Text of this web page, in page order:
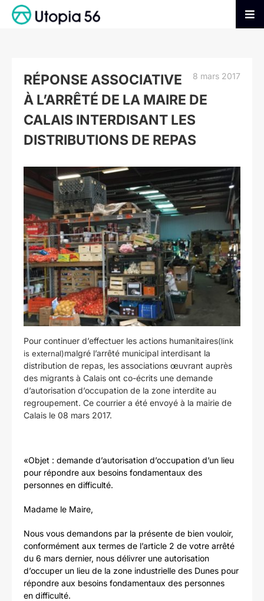
Passer
S’INFORMER
ADHÉRER
FAIRE UN DON
8 mars 2017
RÉPONSE ASSOCIATIVE
À L’ARRÊTÉ DE LA MAIRE DE
CALAIS INTERDISANT LES
DISTRIBUTIONS DE REPAS
l'image
agrandie
Pour continuer d’effectuer les actions humanitaires(link
is external)malgré l’arrêté municipal interdisant la
distribution de repas, les associations œuvrant auprès
des migrants à Calais ont co-écrits une demande
d’autorisation d’occupation de la zone interdite au
regroupement. Ce courrier a été envoyé à la mairie de
Calais le 08 mars 2017.
«Objet : demande d’autorisation d’occupation d’un lieu
pour répondre aux besoins fondamentaux des
personnes en difficulté.
Madame le Maire,
Nous vous demandons par la présente de bien vouloir,
conformément aux termes de l’article 2 de votre arrêté
du 6 mars dernier, nous délivrer une autorisation
d’occuper un lieu de la zone industrielle des Dunes pour
répondre aux besoins fondamentaux des personnes
en difficulté.